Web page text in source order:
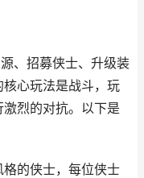
、招募侠士、升级装
心玩法是战斗，玩
烈的对抗。以下是
的侠士，每位侠士